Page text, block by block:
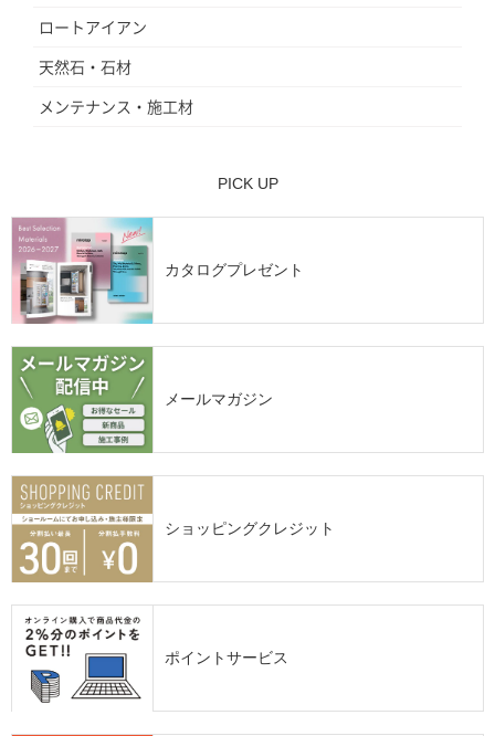
ロートアイアン
天然石・石材
メンテナンス・施工材
PICK UP
カタログプレゼント
メールマガジン
ショッピングクレジット
ポイントサービス